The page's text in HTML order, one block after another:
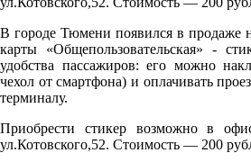
В городе Тюмени появился в продаже
карты «Общепользовательская» -
удобства пассажиров: его можно
чехол от смартфона) и оплачивать
терминалу.
Приобрести стикер возможно в
ул.Котовского,52. Стоимость — 200